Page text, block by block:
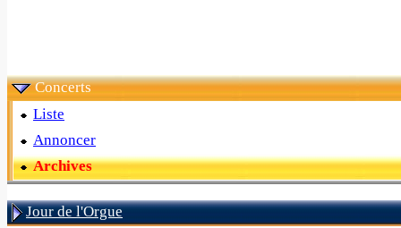
Concerts
Liste
Annoncer
Archives
Jour de l'Orgue